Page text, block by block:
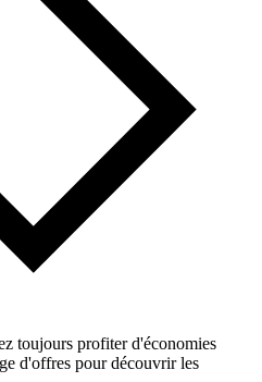
toujours profiter d'économies
d'offres pour découvrir les